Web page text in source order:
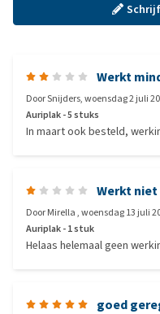
Werkt
DoorSnijders,woensdag 2 juli
Auriplak - 5 stuks
In maart ook besteld,
Werkt niet
DoorMirella,woensdag 13 juli
Auriplak - 1 stuk
Helaas helemaal geen
goed